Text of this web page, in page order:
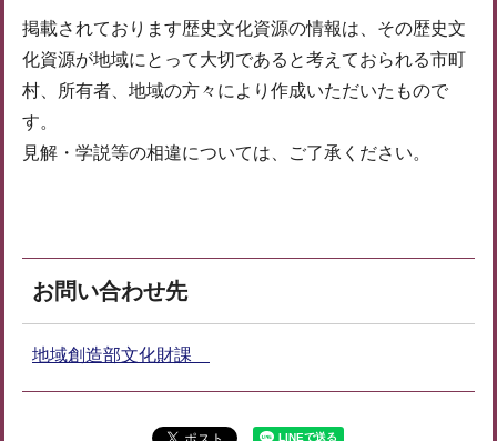
掲載されております歴史文化資源の情報は、その歴史文
化資源が地域にとって大切であると考えておられる市町
村、所有者、地域の方々により作成いただいたもので
す。
見解・学説等の相違については、ご了承ください。
お問い合わせ先
地域創造部文化財課